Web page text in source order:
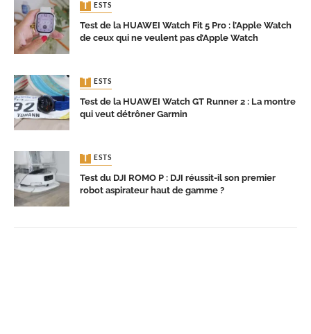
TESTS
Test de la HUAWEI Watch Fit 5 Pro : l’Apple Watch
de ceux qui ne veulent pas d’Apple Watch
TESTS
Test de la HUAWEI Watch GT Runner 2 : La montre
qui veut détrôner Garmin
TESTS
Test du DJI ROMO P : DJI réussit-il son premier
robot aspirateur haut de gamme ?